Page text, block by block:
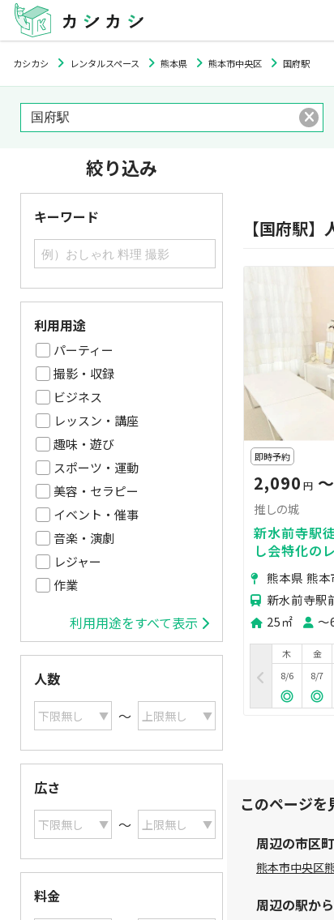
カシカシ レンタルスペース 熊本県 熊本市中央区 国府駅
絞り込み
キーワード
利用用途
パーティー
撮影・収録
ビジネス
レッスン・講座
趣味・遊び
スポーツ・運動
美容・セラピー
イベント・催事
音楽・演劇
レジャー
作業
利用用途をすべて表示
人数
〜
広さ
〜
料金
【国府駅
即時予約
2,090 円
推しの城
新水前寺駅
し会特化の
熊本県 熊
新水前寺駅
25㎡
〜
木
8/6
金
8/7
このページ
周辺の市区
熊本市中央区
周辺の駅か